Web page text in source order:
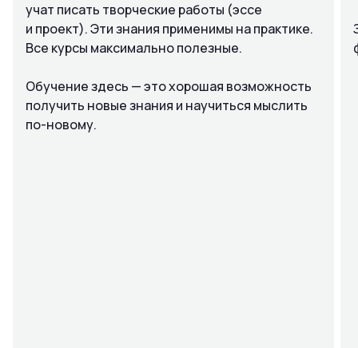
учат писать творческие работы (эссе
и проект). Эти знания применимы на практике.
Все курсы максимально полезные.
Обучение здесь — это хорошая возможность
получить новые знания и научиться мыслить
по-новому.